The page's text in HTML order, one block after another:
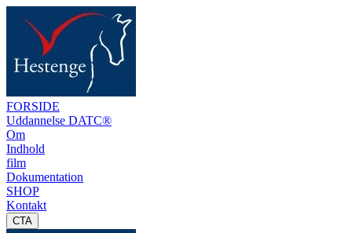
FORSIDE
Uddannelse DATC®
Om
Indhold
film
Dokumentation
SHOP
Kontakt
CTA